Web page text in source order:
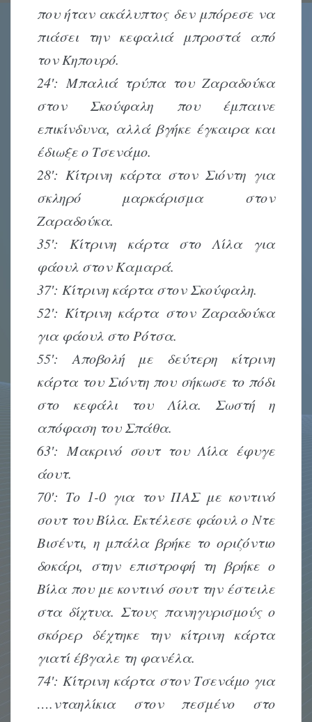
που ήταν ακάλυπτος δεν μπόρεσε να
πιάσει την κεφαλιά μπροστά από
τον Κηπουρό.
24′: Μπαλιά τρύπα του Ζαραδούκα
στον Σκούφαλη που έμπαινε
επικίνδυνα, αλλά βγήκε έγκαιρα και
έδιωξε ο Τσενάμο.
28′: Κίτρινη κάρτα στον Σιόντη για
σκληρό μαρκάρισμα στον
Ζαραδούκα.
35′: Κίτρινη κάρτα στο Λίλα για
φάουλ στον Καμαρά.
37′: Κίτρινη κάρτα στον Σκούφαλη.
52′: Κίτρινη κάρτα στον Ζαραδούκα
για φάουλ στο Ρότσα.
55′: Αποβολή με δεύτερη κίτρινη
κάρτα του Σιόντη που σήκωσε το πόδι
στο κεφάλι του Λίλα. Σωστή η
απόφαση του Σπάθα.
63′: Μακρινό σουτ του Λίλα έφυγε
άουτ.
70′: Το 1-0 για τον ΠΑΣ με κοντινό
σουτ του Βίλα. Εκτέλεσε φάουλ ο Ντε
Βισέντι, η μπάλα βρήκε το οριζόντιο
δοκάρι, στην επιστροφή τη βρήκε ο
Βίλα που με κοντινό σουτ την έστειλε
στα δίχτυα. Στους πανηγυρισμούς ο
σκόρερ δέχτηκε την κίτρινη κάρτα
γιατί έβγαλε τη φανέλα.
74′: Κίτρινη κάρτα στον Τσενάμο για
….νταηλίκια στον πεσμένο στο